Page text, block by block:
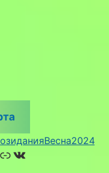
Ссылка
ВКонтакте